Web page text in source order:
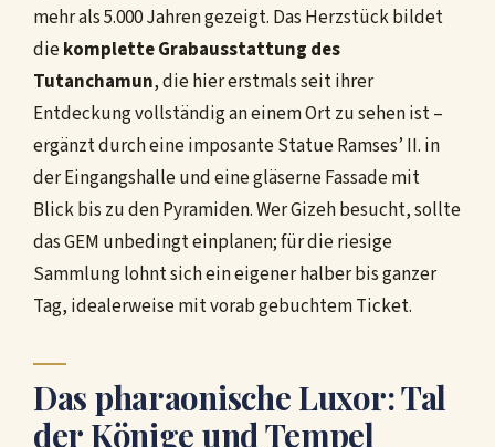
mehr als 5.000 Jahren gezeigt. Das Herzstück bildet
diekomplette Grabausstattung des
Tutanchamun, die hier erstmals seit ihrer
Entdeckung vollständig an einem Ort zu sehen ist –
ergänzt durch eine imposante Statue Ramses’ II. in
der Eingangshalle und eine gläserne Fassade mit
Blick bis zu den Pyramiden. Wer Gizeh besucht, sollte
das GEM unbedingt einplanen; für die riesige
Sammlung lohnt sich ein eigener halber bis ganzer
Tag, idealerweise mit vorab gebuchtem Ticket.
Das pharaonische Luxor: Tal
der Könige und Tempel